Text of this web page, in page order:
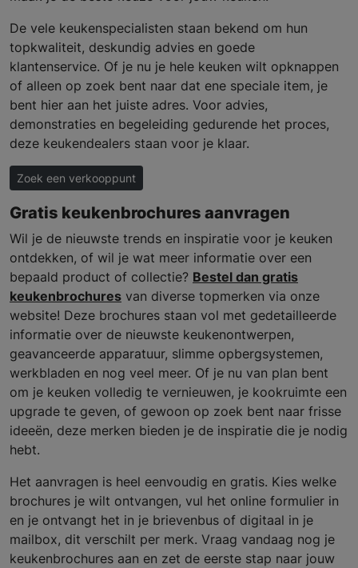
De vele keukenspecialisten staan bekend om hun
topkwaliteit, deskundig advies en goede
klantenservice. Of je nu je hele keuken wilt opknappen
of alleen op zoek bent naar dat ene speciale item, je
bent hier aan het juiste adres. Voor advies,
demonstraties en begeleiding gedurende het proces,
deze keukendealers staan voor je klaar.
Zoek een verkooppunt
Gratis keukenbrochures aanvragen
Wil je de nieuwste trends en inspiratie voor je keuken
ontdekken, of wil je wat meer informatie over een
bepaald product of collectie? Bestel dan gratis
keukenbrochures van diverse topmerken via onze
website! Deze brochures staan vol met gedetailleerde
informatie over de nieuwste keukenontwerpen,
geavanceerde apparatuur, slimme opbergsystemen,
werkbladen en nog veel meer. Of je nu van plan bent
om je keuken volledig te vernieuwen, je kookruimte een
upgrade te geven, of gewoon op zoek bent naar frisse
ideeën, deze merken bieden je de inspiratie die je nodig
hebt.
Het aanvragen is heel eenvoudig en gratis. Kies welke
brochures je wilt ontvangen, vul het online formulier in
en je ontvangt het in je brievenbus of digitaal in je
mailbox, dit verschilt per merk. Vraag vandaag nog je
keukenbrochures aan en zet de eerste stap naar jouw